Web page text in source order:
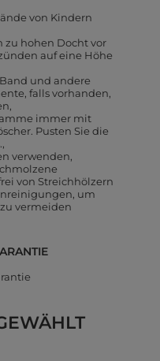
von Kindern
zu hohen Docht vor
auf eine Höhe
und andere
falls vorhanden,
immer mit
Pusten Sie die
verwenden
von Streichhölzern
um
vermeiden